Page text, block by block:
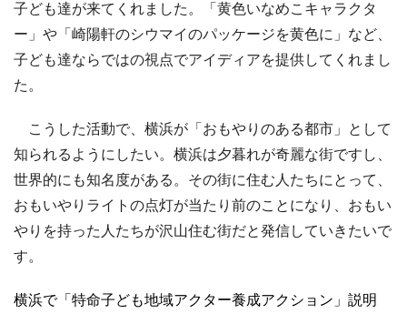
子ども達が来てくれました。「黄色いなめこキャラクタ
ー」や「崎陽軒のシウマイのパッケージを黄色に」など、
子ども達ならではの視点でアイディアを提供してくれまし
た。
こうした活動で、横浜が「おもやりのある都市」として
知られるようにしたい。横浜は夕暮れが奇麗な街ですし、
世界的にも知名度がある。その街に住む人たちにとって、
おもいやりライトの点灯が当たり前のことになり、おもい
やりを持った人たちが沢山住む街だと発信していきたいで
す。
横浜で「特命子ども地域アクター養成アクション」説明